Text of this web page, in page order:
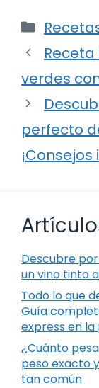
verdes
perfecto
Descubre
un vino tinto
Todo lo que
Guía
express en la
¿Cuánto
peso exacto
tan común